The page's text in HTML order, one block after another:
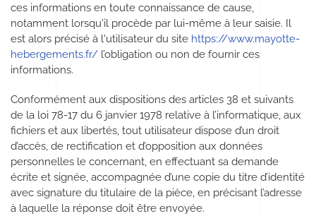
ces informations en toute connaissance de cause,
notamment lorsqu'il procède par lui-même à leur saisie. Il
est alors précisé à l'utilisateur du site https://www.mayotte-
hebergements.fr/ l’obligation ou non de fournir ces
informations.
Conformément aux dispositions des articles 38 et suivants
de la loi 78-17 du 6 janvier 1978 relative à l’informatique, aux
fichiers et aux libertés, tout utilisateur dispose d’un droit
d’accès, de rectification et d’opposition aux données
personnelles le concernant, en effectuant sa demande
écrite et signée, accompagnée d’une copie du titre d’identité
avec signature du titulaire de la pièce, en précisant l’adresse
à laquelle la réponse doit être envoyée.